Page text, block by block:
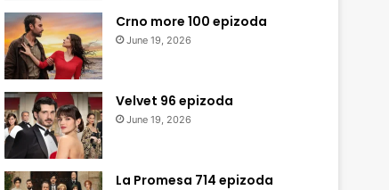
Crno more 100 epizoda
June 19, 2026
Velvet 96 epizoda
June 19, 2026
La Promesa 714 epizoda